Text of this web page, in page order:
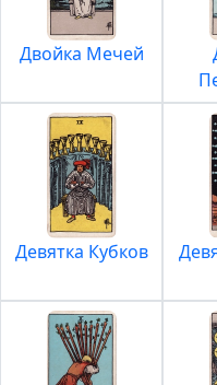
Двойка Мечей
Девятка Кубков